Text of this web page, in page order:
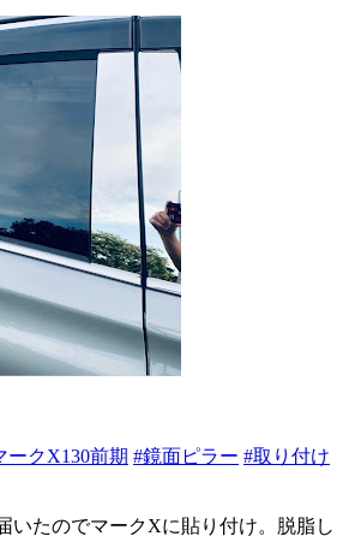
ークX130前期 #鏡面ピラー #取り付け
いたのでマークXに貼り付け。脱脂し